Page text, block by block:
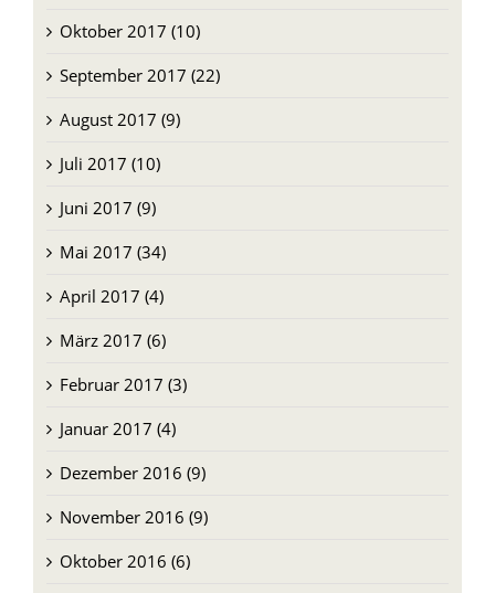
Oktober 2017 (10)
September 2017 (22)
August 2017 (9)
Juli 2017 (10)
Juni 2017 (9)
Mai 2017 (34)
April 2017 (4)
März 2017 (6)
Februar 2017 (3)
Januar 2017 (4)
Dezember 2016 (9)
November 2016 (9)
Oktober 2016 (6)